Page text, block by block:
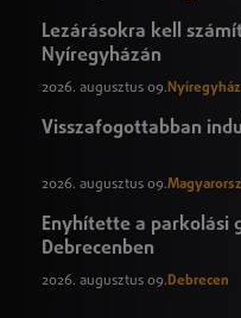
Lezárásokra kell
Nyíregyházán
2026. augusztus 09.
Visszafogottabban
2026. augusztus 09.
Enyhítette a parkolási
Debrecenben
2026. augusztus 09.Debrecen